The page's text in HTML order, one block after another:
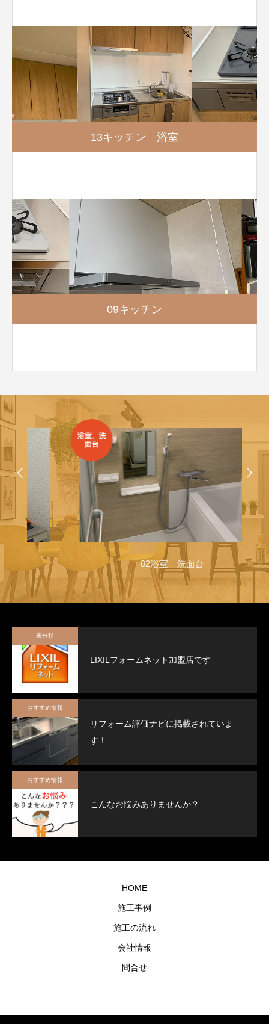
13キッチン 浴室
09キッチン
浴室、洗
面台
02浴室 洗面台
未分類
LIXILフォームネット加盟店です
おすすめ情報
リフォーム評価ナビに掲載されていま
す！
おすすめ情報
こんなお悩みありませんか？
HOME
施工事例
施工の流れ
会社情報
問合せ